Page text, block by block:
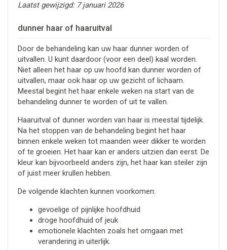
Laatst gewijzigd: 7 januari 2026
dunner haar of haaruitval
Door de behandeling kan uw haar dunner worden of
uitvallen. U kunt daardoor (voor een deel) kaal worden.
Niet alleen het haar op uw hoofd kan dunner worden of
uitvallen, maar ook haar op uw gezicht of lichaam.
Meestal begint het haar enkele weken na start van de
behandeling dunner te worden of uit te vallen.
Haaruitval of dunner worden van haar is meestal tijdelijk.
Na het stoppen van de behandeling begint het haar
binnen enkele weken tot maanden weer dikker te worden
of te groeien. Het haar kan er anders uitzien dan eerst. De
kleur kan bijvoorbeeld anders zijn, het haar kan steiler zijn
of juist meer krullen hebben.
De volgende klachten kunnen voorkomen:
gevoelige of pijnlijke hoofdhuid
droge hoofdhuid of jeuk
emotionele klachten zoals het omgaan met
verandering in uiterlijk.